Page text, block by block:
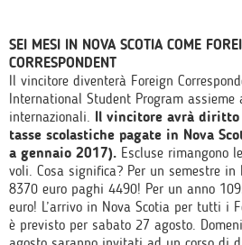
SEI MESI IN NOVA SCOTIA COME
CORRESPONDENT
Il vincitore diventerà Foreign
International Student Program assieme
internazionali. Il vincitore avrà diritto
tasse scolastiche pagate in Nova
a gennaio 2017). Escluse rimangono
voli. Cosa significa? Per un semestre in
8370 euro paghi 4490! Per un anno
euro! L’arrivo in Nova Scotia per tutti i
è previsto per sabato 27 agosto.